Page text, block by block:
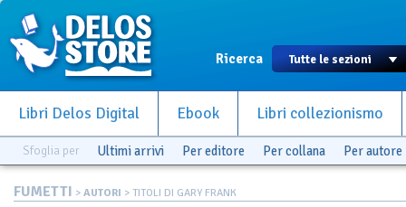
Ricerca
Libri Delos Digital Ebook Libri collezionismo
Sfoglia per Ultimi arrivi Per editore Per collana Per autore
FUMETTI > AUTORI > TITOLI DI GARY FRANK